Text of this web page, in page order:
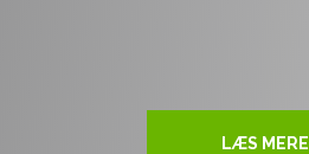
LÆS MERE